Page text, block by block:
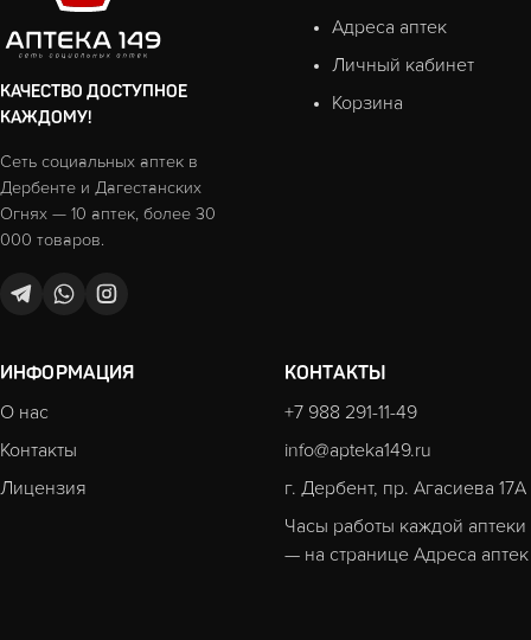
КАЧЕСТВО ДОСТУПНОЕ
КАЖДОМУ!
Сеть социальных аптек в
Дербенте и Дагестанских
Огнях — 10 аптек, более 30
000 товаров.
Адреса аптек
Личный кабинет
Корзина
ИНФОРМАЦИЯ
О нас
Контакты
Лицензия
КОНТАКТЫ
+7 988 291-11-49
info@apteka149.ru
г. Дербент, пр. Агасиева 17А
Часы работы каждой аптеки
— на странице Адреса аптек